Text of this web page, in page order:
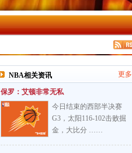
NBA相关资讯 更多
保罗：艾顿非常无私
今日结束的西部半决赛
G3，太阳116-102击败掘
金，大比分 ……